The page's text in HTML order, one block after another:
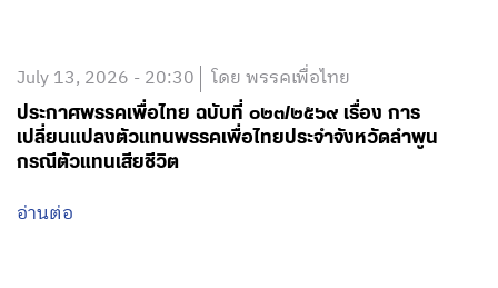
July 13, 2026 - 20:30 โดย พรรคเพื่อไทย
ประกาศพรรคเพื่อไทย ฉบับที่ ๐๒๓/๒๕๖๙ เรื่อง การ
เปลี่ยนแปลงตัวแทนพรรคเพื่อไทยประจำจังหวัดลำพูน
กรณีตัวแทนเสียชีวิต
อ่านต่อ